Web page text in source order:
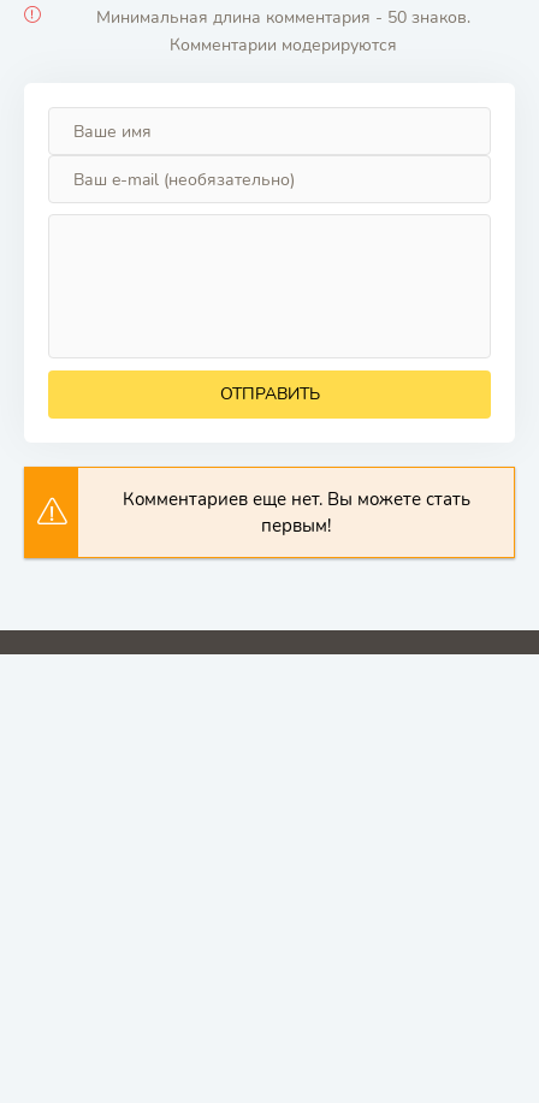
Минимальная длина комментария - 50 знаков.
Комментарии модерируются
ОТПРАВИТЬ
Комментариев еще нет. Вы можете стать
первым!